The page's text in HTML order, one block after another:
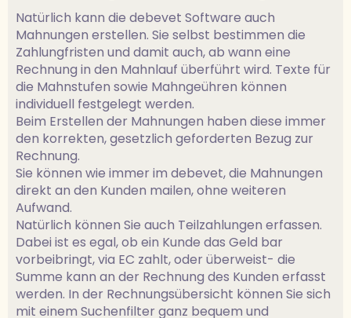
Natürlich kann die debevet Software auch
Mahnungen erstellen. Sie selbst bestimmen die
Zahlungfristen und damit auch, ab wann eine
Rechnung in den Mahnlauf überführt wird. Texte für
die Mahnstufen sowie Mahngeühren können
individuell festgelegt werden.
Beim Erstellen der Mahnungen haben diese immer
den korrekten, gesetzlich geforderten Bezug zur
Rechnung.
Sie können wie immer im debevet, die Mahnungen
direkt an den Kunden mailen, ohne weiteren
Aufwand.
Natürlich können Sie auch Teilzahlungen erfassen.
Dabei ist es egal, ob ein Kunde das Geld bar
vorbeibringt, via EC zahlt, oder überweist- die
Summe kann an der Rechnung des Kunden erfasst
werden. In der Rechnungsübersicht können Sie sich
mit einem Suchenfilter ganz bequem und